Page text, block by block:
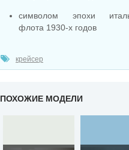
символом эпохи
флота 1930-х годов
крейсер
ПОХОЖИЕ МОДЕЛИ